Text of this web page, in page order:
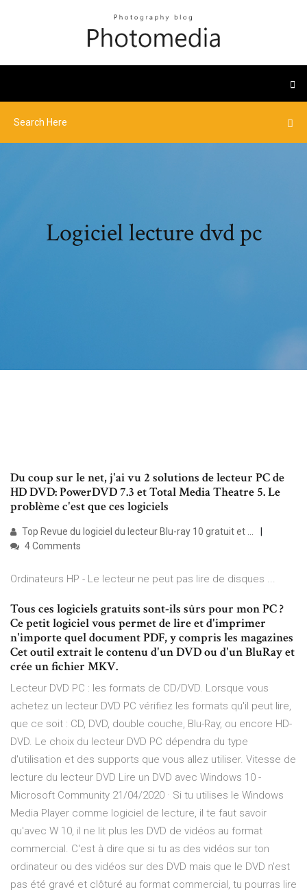
Logiciel lecture dvd pc
Du coup sur le net, j'ai vu 2 solutions de lecteur PC de
HD DVD: PowerDVD 7.3 et Total Media Theatre 5. Le
problème c'est que ces logiciels
Top Revue du logiciel du lecteur Blu-ray 10 gratuit et ...
4 Comments
Ordinateurs HP - Le lecteur ne peut pas lire de disques ...
Tous ces logiciels gratuits sont-ils sûrs pour mon PC ?
Ce petit logiciel vous permet de lire et d'imprimer
n'importe quel document PDF, y compris les magazines
Cet outil extrait le contenu d'un DVD ou d'un BluRay et
crée un fichier MKV.
Lecteur DVD PC : les formats de CD/DVD. Lorsque vous
achetez un lecteur DVD PC vérifiez les formats qu'il peut lire,
que ce soit : CD, DVD, double couche, Blu-Ray, ou encore HD-
DVD. Le choix du lecteur DVD PC dépendra du type
d'utilisation et des supports que vous allez utiliser. Vitesse de
lecture du lecteur DVD Lire un DVD avec Windows 10 -
Microsoft Community 21/04/2020 · Si tu utilises le Windows
Media Player comme logiciel de lecture, il te faut savoir
qu'avec W 10, il ne lit plus les DVD de vidéos au format
commercial. C'est à dire que si tu as des vidéos sur ton
ordinateur ou des vidéos sur des DVD mais que le DVD n'est
pas été gravé et clôturé au format commercial, tu pourras lire